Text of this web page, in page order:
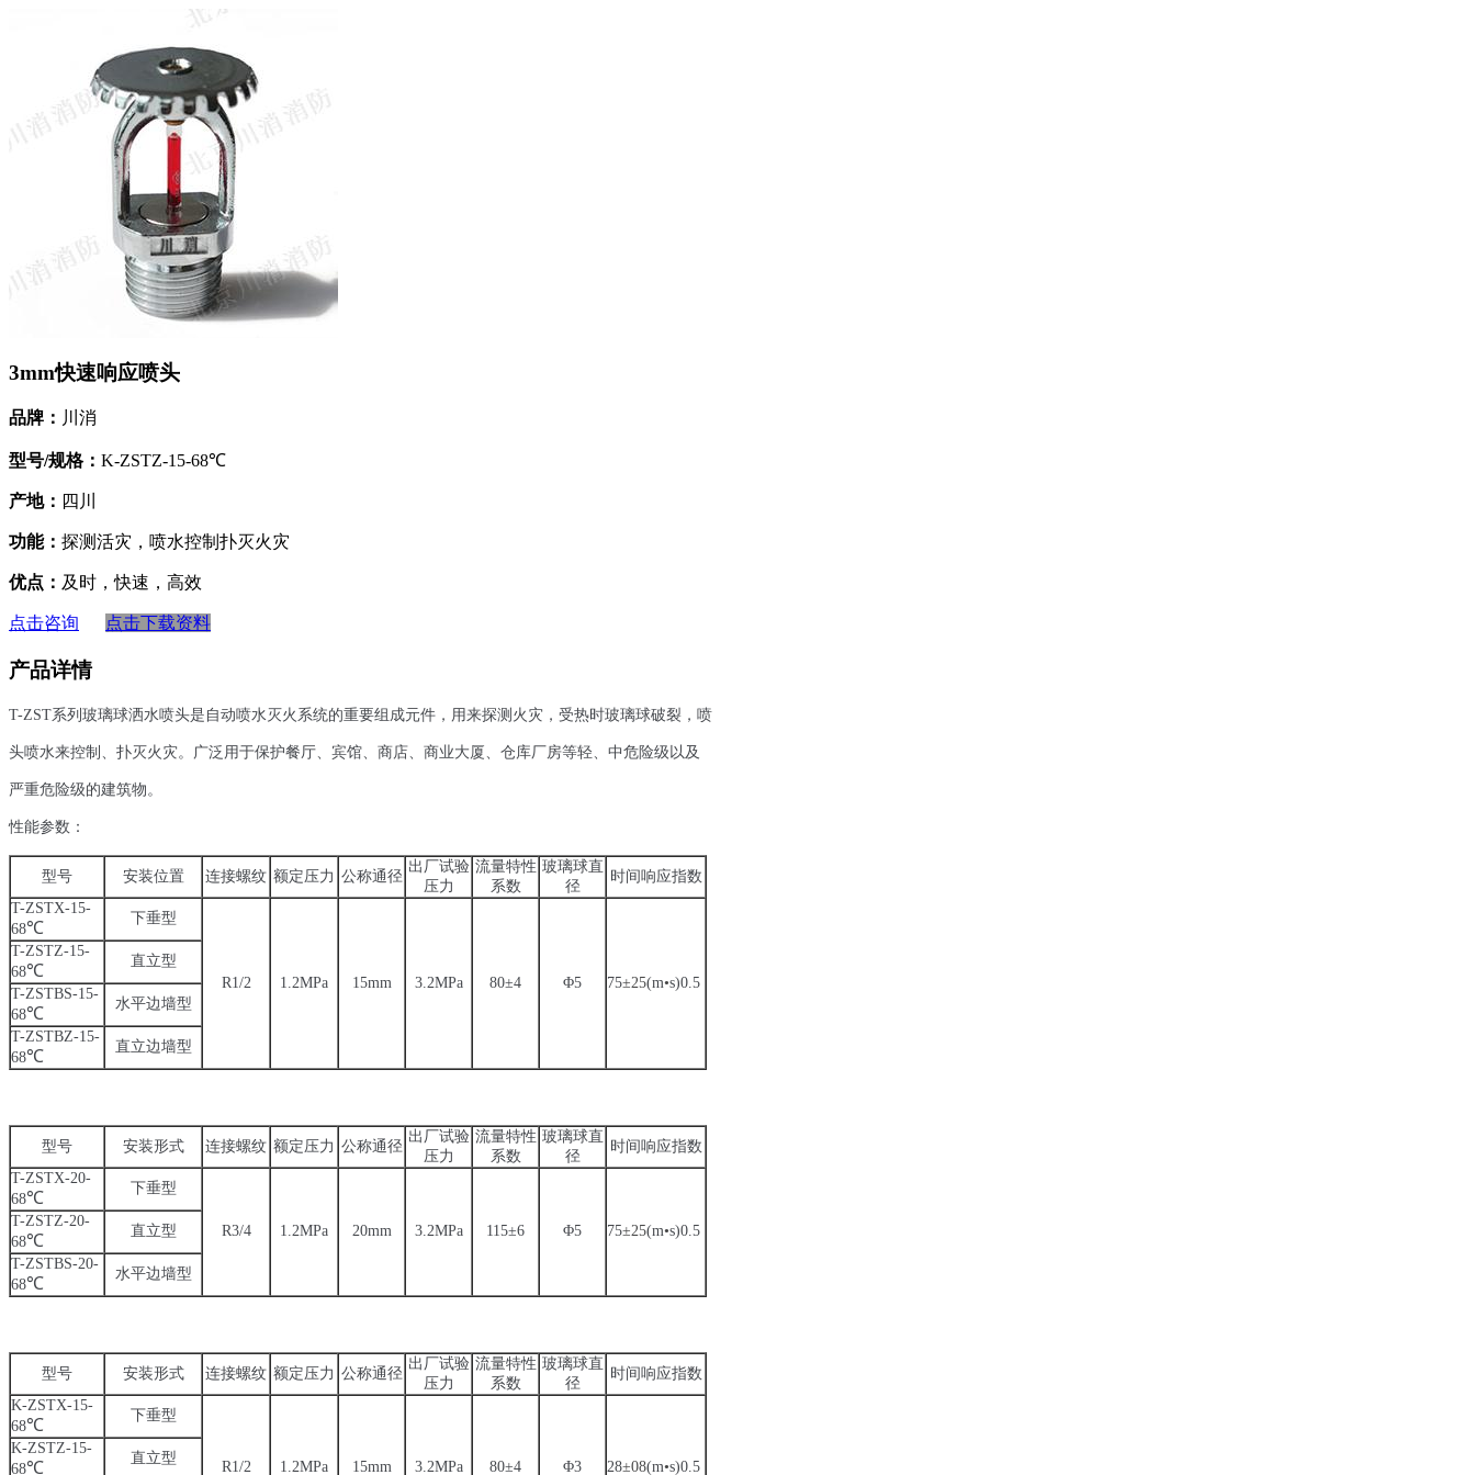
3mm快速响应喷头
品牌： 川消
型号/规格： K-ZSTZ-15-68℃
产地： 四川
功能： 探测活灾，喷水控制扑灭火灾
优点： 及时，快速，高效
点击咨询 点击下载资料
产品详情
T-ZST系列玻璃球洒水喷头是自动喷水灭火系统的重要组成元件，用来探测火灾，受热时玻璃球破裂， 喷
头喷水来控制、扑灭火灾。广泛用于保护餐厅、宾馆、商店、商业大厦、仓库厂房等轻、中危险级以及
严重危险级的建筑物。
性能参数：
型号 安装位置 连接螺纹 额定压力 公称通径
出厂试验
压力
流量特性
系数
玻璃球直
径
时间响应指数
T-ZSTX-15-
68℃
下垂型
R1/2 1.2MPa 15mm 3.2MPa 80±4 Φ5 75±25(m•s)0.5
T-ZSTZ-15-
68℃
直立型
T-ZSTBS-15-
68℃
水平边墙型
T-ZSTBZ-15-
68℃
直立边墙型
型号 安装形式 连接螺纹 额定压力 公称通径
出厂试验
压力
流量特性
系数
玻璃球直
径
时间响应指数
T-ZSTX-20-
68℃
下垂型
R3/4 1.2MPa 20mm 3.2MPa 115±6 Φ5 75±25(m•s)0.5
T-ZSTZ-20-
68℃
直立型
T-ZSTBS-20-
68℃
水平边墙型
型号 安装形式 连接螺纹 额定压力 公称通径
出厂试验
压力
流量特性
系数
玻璃球直
径
时间响应指数
K-ZSTX-15-
68℃
下垂型
R1/2 1.2MPa 15mm 3.2MPa 80±4 Φ3 28±08(m•s)0.5
K-ZSTZ-15-
68℃
直立型